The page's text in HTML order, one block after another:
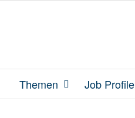
Themen Job Profile